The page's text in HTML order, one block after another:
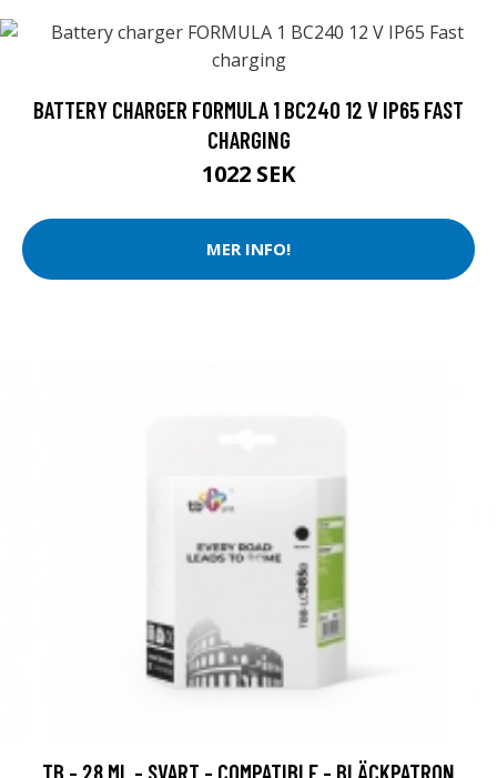
BATTERY CHARGER FORMULA 1 BC240 12 V IP65 FAST
CHARGING
1022 SEK
MER INFO!
TB - 28 ML - SVART - COMPATIBLE - BLÄCKPATRON